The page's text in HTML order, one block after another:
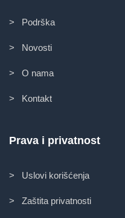
> Podrška
> Novosti
> O nama
> Kontakt
Prava i privatnost
> Uslovi korišćenja
> Zaštita privatnosti